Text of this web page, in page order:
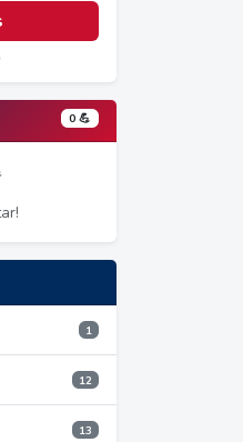
0 💪
1
12
13